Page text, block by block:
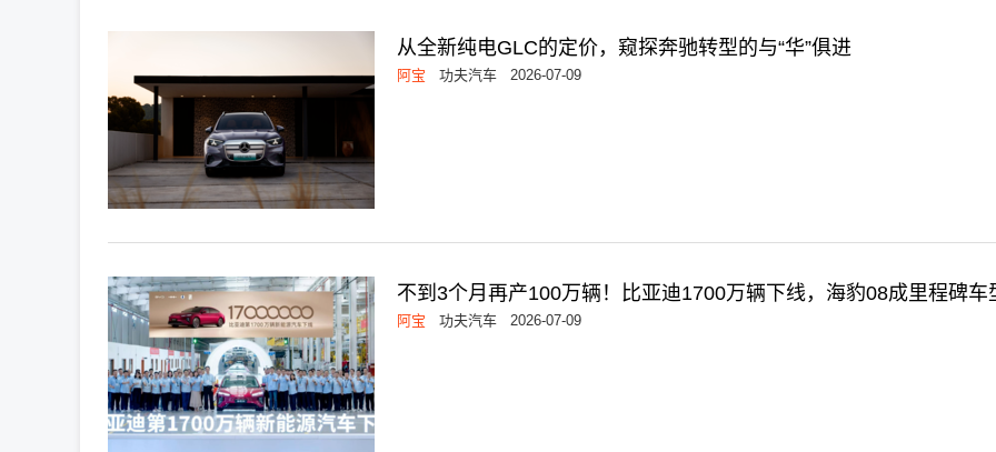
从全新纯电GLC的定价，窥探奔驰转型的与“华”俱进
阿宝 功夫汽车 2026-07-09
不到3个月再产100万辆！比亚迪1700万辆下线，海豹08成里程碑车
阿宝 功夫汽车 2026-07-09